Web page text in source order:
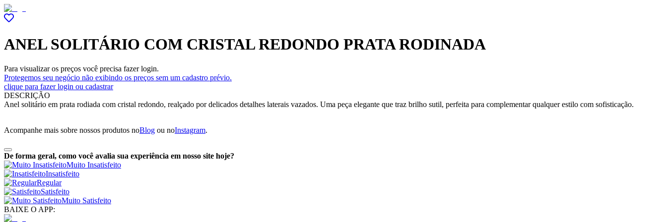
ANEL SOLITÁRIO COM CRISTAL REDONDO PRATA RODINADA
Para visualizar os preços você precisa fazer login.
Protegemos seu negócio não exibindo os preços sem um cadastro prévio.
clique para fazer login ou cadastrar
DESCRIÇÃO
Anel solitário em prata rodiada com cristal redondo, realçado por delicados detalhes laterais vazados. Uma peça elegante que traz brilho sutil, perfeita para complementar qualquer estilo com sofisticação.
Acompanhe mais sobre nossos produtos noBlog ou noInstagram.
De forma geral, como você avalia sua experiência em nosso site hoje?
Muito Insatisfeito
Insatisfeito
Regular
Satisfeito
Muito Satisfeito
BAIXE O APP: